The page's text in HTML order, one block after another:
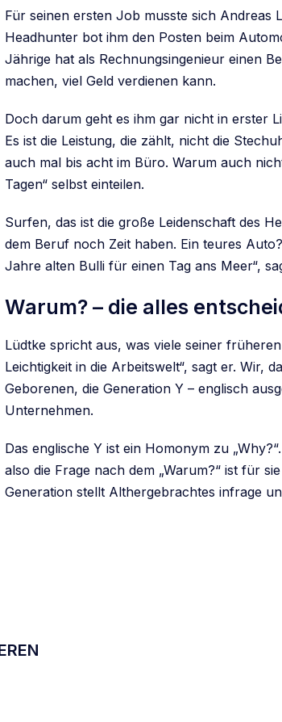
Für seinen ersten Job musste sich Andreas
Headhunter bot ihm den Posten beim
Jährige hat als Rechnungsingenieur einen
machen, viel Geld verdienen kann.
Doch darum geht es ihm gar nicht in erster
Es ist die Leistung, die zählt, nicht die
auch mal bis acht im Büro. Warum auch
Tagen“ selbst einteilen.
Surfen, das ist die große Leidenschaft des
dem Beruf noch Zeit haben. Ein teures
Jahre alten Bulli für einen Tag ans Meer“,
Warum? – die alles
Lüdtke spricht aus, was viele seiner
Leichtigkeit in die Arbeitswelt“, sagt er. Wir,
Geborenen, die Generation Y – englisch
Unternehmen.
Das englische Y ist ein Homonym zu
also die Frage nach dem „Warum?“ ist für
Generation stellt Althergebrachtes infrage